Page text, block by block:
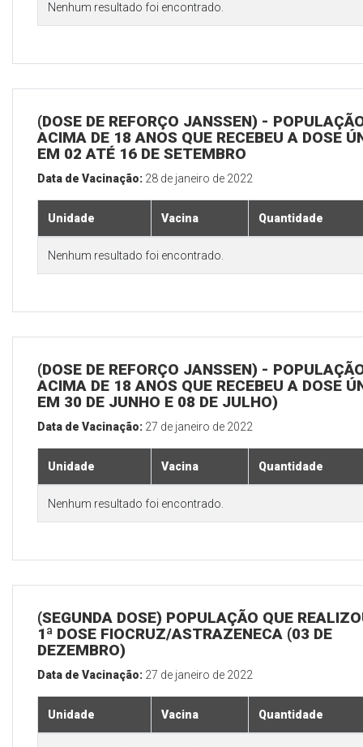
Nenhum resultado foi encontrado.
(DOSE DE REFORÇO JANSSEN) -
ACIMA DE 18 ANOS QUE RECEBEU A DOSE
EM 02 ATÉ 16 DE SETEMBRO
Data de Vacinação: 28 de janeiro de 2022
Unidade Vacina Quantidade
Nenhum resultado foi encontrado.
(DOSE DE REFORÇO JANSSEN) -
ACIMA DE 18 ANOS QUE RECEBEU A DOSE
EM 30 DE JUNHO E 08 DE JULHO)
Data de Vacinação: 27 de janeiro de 2022
Unidade Vacina Quantidade
Nenhum resultado foi encontrado.
(SEGUNDA DOSE) POPULAÇÃO QUE
1ª DOSE FIOCRUZ/ASTRAZENECA (03 DE
DEZEMBRO)
Data de Vacinação: 27 de janeiro de 2022
Unidade Vacina Quantidade